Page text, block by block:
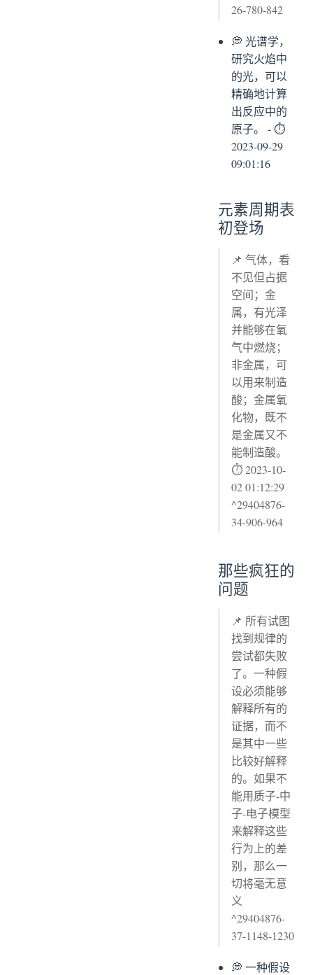
26-780-842
💭 光谱学，
研究火焰中
的光，可以
精确地计算
出反应中的
原子。 - ⏱
2023-09-29
09:01:16
元素周期表
初登场
📌 气体，看
不见但占据
空间；金
属，有光泽
并能够在氧
气中燃烧；
非金属，可
以用来制造
酸；金属氧
化物，既不
是金属又不
能制造酸。
⏱ 2023-10-
02 01:12:29
^29404876-
34-906-964
那些疯狂的
问题
📌 所有试图
找到规律的
尝试都失败
了。一种假
设必须能够
解释所有的
证据，而不
是其中一些
比较好解释
的。如果不
能用质子-中
子-电子模型
来解释这些
行为上的差
别，那么一
切将毫无意
义
^29404876-
37-1148-1230
💭 一种假设